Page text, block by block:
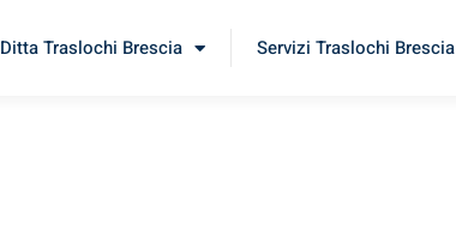
Ditta Traslochi Brescia Servizi Traslochi Brescia